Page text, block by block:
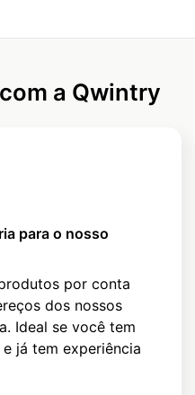
a Qwintry
para o nosso
por conta
dos nossos
Ideal se você tem
já tem experiência